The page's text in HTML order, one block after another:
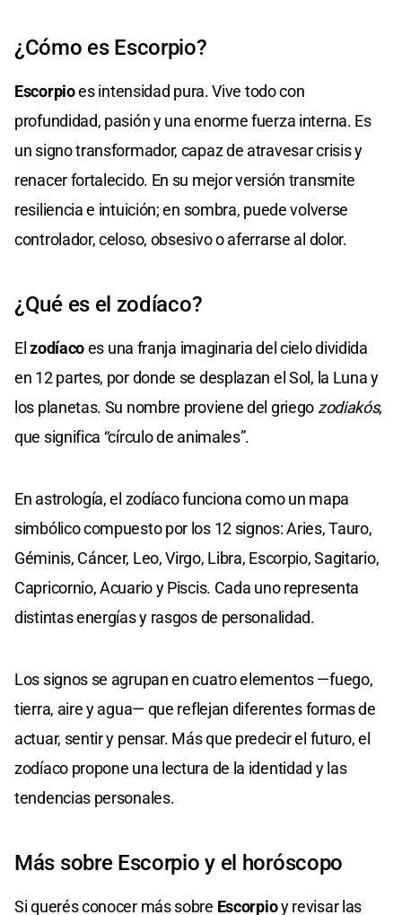
¿Cómo es Escorpio?
Escorpioes intensidad pura. Vive todo con
profundidad, pasión y una enorme fuerza interna. Es
un signo transformador, capaz de atravesar crisis y
renacer fortalecido. En su mejor versión transmite
resiliencia e intuición; en sombra, puede volverse
controlador, celoso, obsesivo o aferrarse al dolor.
¿Qué es el zodíaco?
Elzodíacoes una franja imaginaria del cielo dividida
en 12 partes, por donde se desplazan el Sol, la Luna y
los planetas. Su nombre proviene del griego zodiakós,
que significa “círculo de animales”.
En astrología, el zodíaco funciona como un mapa
simbólico compuesto por los 12 signos: Aries, Tauro,
Géminis, Cáncer, Leo, Virgo, Libra, Escorpio, Sagitario,
Capricornio, Acuario y Piscis. Cada uno representa
distintas energías y rasgos de personalidad.
Los signos se agrupan en cuatro elementos —fuego,
tierra, aire y agua— que reflejan diferentes formas de
actuar, sentir y pensar. Más que predecir el futuro, el
zodíaco propone una lectura de la identidad y las
tendencias personales.
Más sobre Escorpio y el horóscopo
Si querés conocer más sobre Escorpioy revisar las